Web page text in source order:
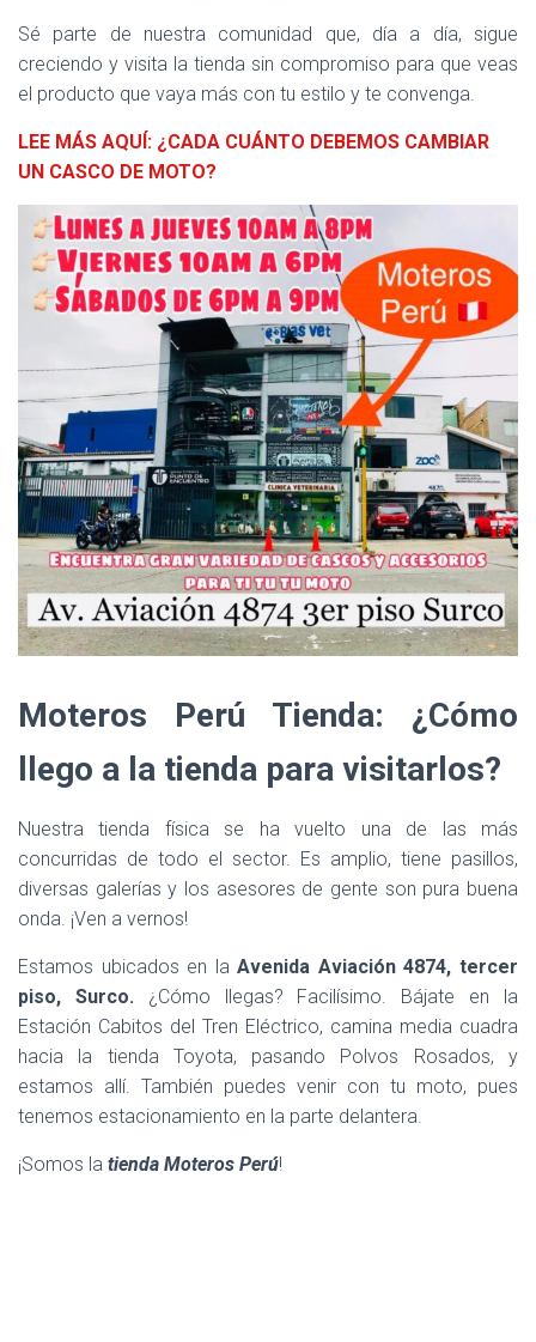
Sé parte de nuestra comunidad que, día a día, sigue
creciendo y visita la tienda sin compromiso para que veas
el producto que vaya más con tu estilo y te convenga.
LEE MÁS AQUÍ: ¿CADA CUÁNTO DEBEMOS CAMBIAR
UN CASCO DE MOTO?
Moteros Perú Tienda: ¿Cómo
llego a la tienda para visitarlos?
Nuestra tienda física se ha vuelto una de las más
concurridas de todo el sector. Es amplio, tiene pasillos,
diversas galerías y los asesores de gente son pura buena
onda. ¡Ven a vernos!
Estamos ubicados en laAvenida Aviación 4874, tercer
piso, Surco. ¿Cómo llegas? Facilísimo. Bájate en la
Estación Cabitos del Tren Eléctrico, camina media cuadra
hacia la tienda Toyota, pasando Polvos Rosados, y
estamos allí. También puedes venir con tu moto, pues
tenemos estacionamiento en la parte delantera.
¡Somos la tienda Moteros Perú!